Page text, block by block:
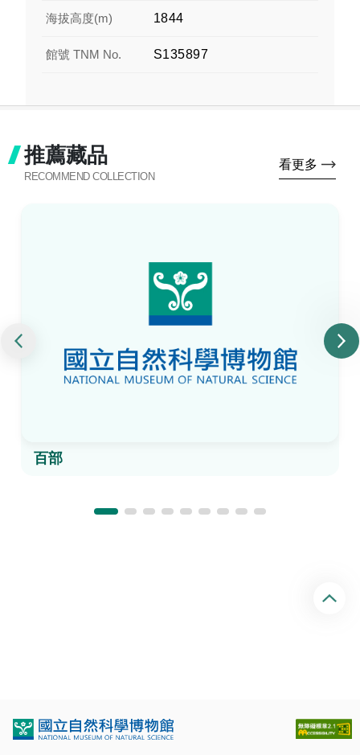
海拔高度(m) 1844
館號 TNM No. S135897
推薦藏品
RECOMMEND COLLECTION
看更多
百部
回
頂
端